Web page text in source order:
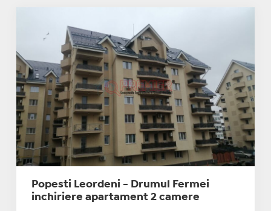
Popesti Leordeni - Drumul Fermei
inchiriere apartament 2 camere